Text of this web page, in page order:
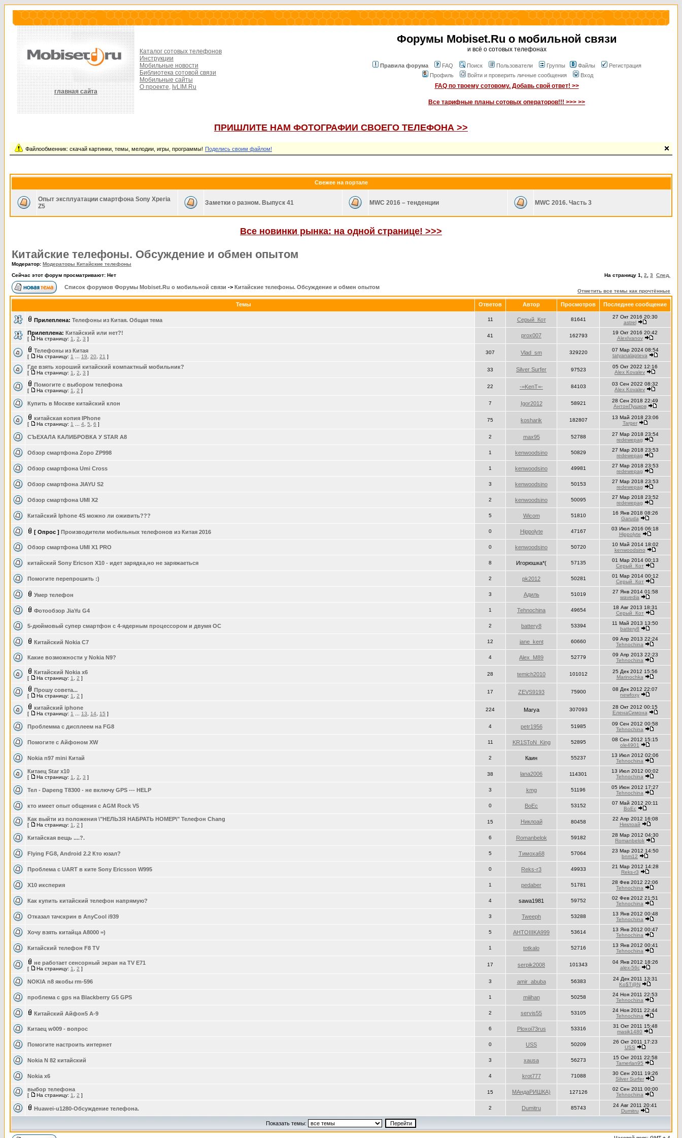
главная сайта
Каталог сотовых телефонов
Инструкции
Мобильные новости
Библиотека сотовой связи
Мобильные сайты
О проекте, IvLIM.Ru
Форумы Mobiset.Ru о мобильной связи
и всё о сотовых телефонах
Правила форума FAQ Поиск Пользователи Группы Файлы
Регистрация
Профиль
Войти и проверить личные сообщения Вход
FAQ по твоему сотовому. Добавь свой ответ! >>
Все тарифные планы сотовых операторов!!! >>> >>
ПРИШЛИТЕ НАМ ФОТОГРАФИИ СВОЕГО ТЕЛЕФОНА >>
Файлообменник: скачай картинки, темы, мелодии, игры, программы! Поделись своим файлом!
Свежее на портале
Опыт эксплуатации смартфона Sony Xperia
Z5
Заметки о разном. Выпуск 41 MWC 2016 – тенденции MWC 2016. Часть 3
Все новинки рынка: на одной странице! >>>
Китайские телефоны. Обсуждение и обмен опытом
Модератор: Модераторы Китайские телефоны
Сейчас этот форум просматривают: Нет
На страницу 1 2 3 След.
Список форумов Форумы Mobiset.Ru о мобильной связи -> Китайские телефоны. Обсуждение и обмен опытом
Отметить все темы как прочтённые
Темы Ответов Автор Просмотров Последнее сообщение
Прилеплена: Телефоны из Китая. Общая тема 11 Серый_Кот 81641
27 Окт 2016 20:30
astrel
Прилеплена: Китайский или нет?!
[ На страницу: 1 2 3 ]
41 prox007 162793
19 Окт 2016 20:42
AlexIvanov
Телефоны из Китая
[ На страницу: 1 19 20 21 ]
307 Vlad_sm 329220
07 Мар 2024 08:54
tatyanalapteva
Где взять хороший китайский компактный мобильник?
[ На страницу: 1 2 3 ]
33 Silver Surfer 97523
05 Окт 2022 12:16
Alex Kovalev
Помогите с выбором телефона
[ На страницу: 1 2 ]
22 -=KenT=- 84103
03 Сен 2022 08:32
Alex Kovalev
Купить в Москве китайский клон 7 Igor2012 58921
28 Сен 2018 22:49
АнтонПушков
китайская копия IPhone
[ На страницу: 1 4 5 6 ]
75 kosharik 182807
13 Май 2018 23:06
Targer
СЪЕХАЛА КАЛИБРОВКА У STAR A8 2 max95 52788
27 Мар 2018 23:54
redewepag
Обзор смартфона Zopo ZP998 1 kenwoodsino 50829
27 Мар 2018 23:53
redewepag
Обзор смартфона Umi Cross 1 kenwoodsino 49981
27 Мар 2018 23:53
redewepag
Обзор смартфона JIAYU S2 3 kenwoodsino 50153
27 Мар 2018 23:53
redewepag
Обзор смартфона UMI X2 2 kenwoodsino 50095
27 Мар 2018 23:52
redewepag
Китайский Iphone 4S можно ли оживить??? 5 Wicom 51810
16 Янв 2018 08:26
Garuda
[ Опрос ] Производители мобильных телефонов из Китая 2016 0 Hippolyte 47167
03 Июл 2016 06:18
Hippolyte
Обзор смартфона UMI X1 PRO 0 kenwoodsino 50720
10 Май 2014 18:02
kenwoodsino
китайский Sony Ericson X10 - идет зарядка,но не заряжаеться 8 Игорюшка*( 57135
01 Мар 2014 00:13
Серый_Кот
Помогите перепрошить :) 2 pk2012 50281
01 Мар 2014 00:12
Серый_Кот
Умер телефон 3 Адиль 51019
27 Янв 2014 01:58
wavedia
Фотообзор JiaYu G4 1 Tehnochina 49654
18 Авг 2013 18:31
Серый_Кот
5-дюймовый супер смартфон с 4-ядерным процессором и двумя ОС 2 battery8 53394
11 Май 2013 13:50
battery8
Китайский Nokia C7 12 jane_kent 60660
09 Апр 2013 22:24
Tehnochina
Какие возможности у Nokia N9? 4 Alex_M89 52779
09 Апр 2013 22:23
Tehnochina
Китайский Nokia x6
[ На страницу: 1 2 ]
28 temich2010 101012
25 Дек 2012 15:56
Marinochka
Прошу совета...
[ На страницу: 1 2 ]
17 ZEVS9193 75900
08 Дек 2012 22:07
newfoxy
китайский iphone
[ На страницу: 1 13 14 15 ]
224 Marya 307093
28 Окт 2012 00:15
ЕленаСимона
Проблемма с дисплеем на FG8 4 petr1956 51985
09 Сен 2012 00:58
Tehnochina
Помогите с Айфоном XW 11 KR1SToN_King 52895
08 Сен 2012 15:15
ole4901
Nokia n97 mini Китай 2 Каин 55237
13 Июл 2012 02:06
Tehnochina
Китаец Star x10
[ На страницу: 1 2 3 ]
38 lana2006 114301
13 Июл 2012 00:02
Tehnochina
Тел - Dapeng T8300 - не включу GPS --- HELP 3 kmg 51196
05 Июн 2012 17:27
Tehnochina
кто имеет опыт общения с AGM Rock V5 0 BoEc 53152
07 Май 2012 20:11
BoEc
Как выйти из положения \"НЕЛЬЗЯ НАБРАТЬ НОМЕР\" Телефон Chang
[ На страницу: 1 2 ]
15 Никлоай 80458
22 Апр 2012 16:08
Никлоай
Китайская вещь ....?. 6 Romanbelok 59182
28 Мар 2012 04:30
Romanbelok
Flying FG8, Android 2.2 Кто юзал? 5 Тимоха68 57064
23 Мар 2012 14:50
bnm12
Проблема с UART в ките Sony Ericsson W995 0 Reks-r3 49933
21 Мар 2012 14:28
Reks-r3
Х10 иксперия 1 pedaber 51781
28 Фев 2012 22:06
Tehnochina
Как купить китайский телефон напрямую? 4 sawa1981 59752
02 Фев 2012 21:51
Tehnochina
Отказал тачскрин в AnyCool i939 3 Tweeph 53288
13 Янв 2012 00:48
Tehnochina
Хочу взять китайца А8000 =) 5 AHTOIIIKA999 53614
13 Янв 2012 00:47
Tehnochina
Китайский телефон F8 TV 1 totkalo 52716
13 Янв 2012 00:41
Tehnochina
не работает сенсорный экран на ТV Е71
[ На страницу: 1 2 ]
17 serpik2008 101343
04 Янв 2012 18:26
alex-56c
NOKIA n8 якобы rm-596 3 amir_abuba 56383
24 Дек 2011 13:31
Ko$T@N
проблема с gps на Blackberry G5 GPS 1 miiihan 50258
24 Ноя 2011 22:53
Tehnochina
Китайский Айфон5 А-9 2 servis55 53105
24 Ноя 2011 22:44
Tehnochina
Китаец w009 - вопрос 6 Ploxoi73rus 53316
31 Окт 2011 15:48
masik1480
Помогите настроить интернет 0 USS 50209
26 Окт 2011 17:23
USS
Nokia N 82 китайский 3 xausa 56273
15 Окт 2011 22:58
Tamerlan95
Nokia x6 4 krot777 71088
30 Сен 2011 19:26
Silver Surfer
выбор телефона
[ На страницу: 1 2 ]
15 МАндаРИШКА) 127126
02 Сен 2011 00:00
Tehnochina
Huawei-u1280-Обсуждение телефона. 2 Dumitru 85743
24 Авг 2011 20:41
Dumitru
Показать темы: